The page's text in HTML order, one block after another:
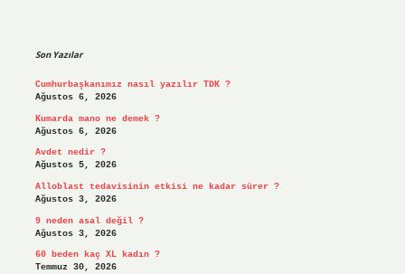
Son Yazılar
Cumhurbaşkanımız nasıl yazılır TDK ?
Ağustos 6, 2026
Kumarda mano ne demek ?
Ağustos 6, 2026
Avdet nedir ?
Ağustos 5, 2026
Alloblast tedavisinin etkisi ne kadar sürer ?
Ağustos 3, 2026
9 neden asal değil ?
Ağustos 3, 2026
60 beden kaç XL kadın ?
Temmuz 30, 2026